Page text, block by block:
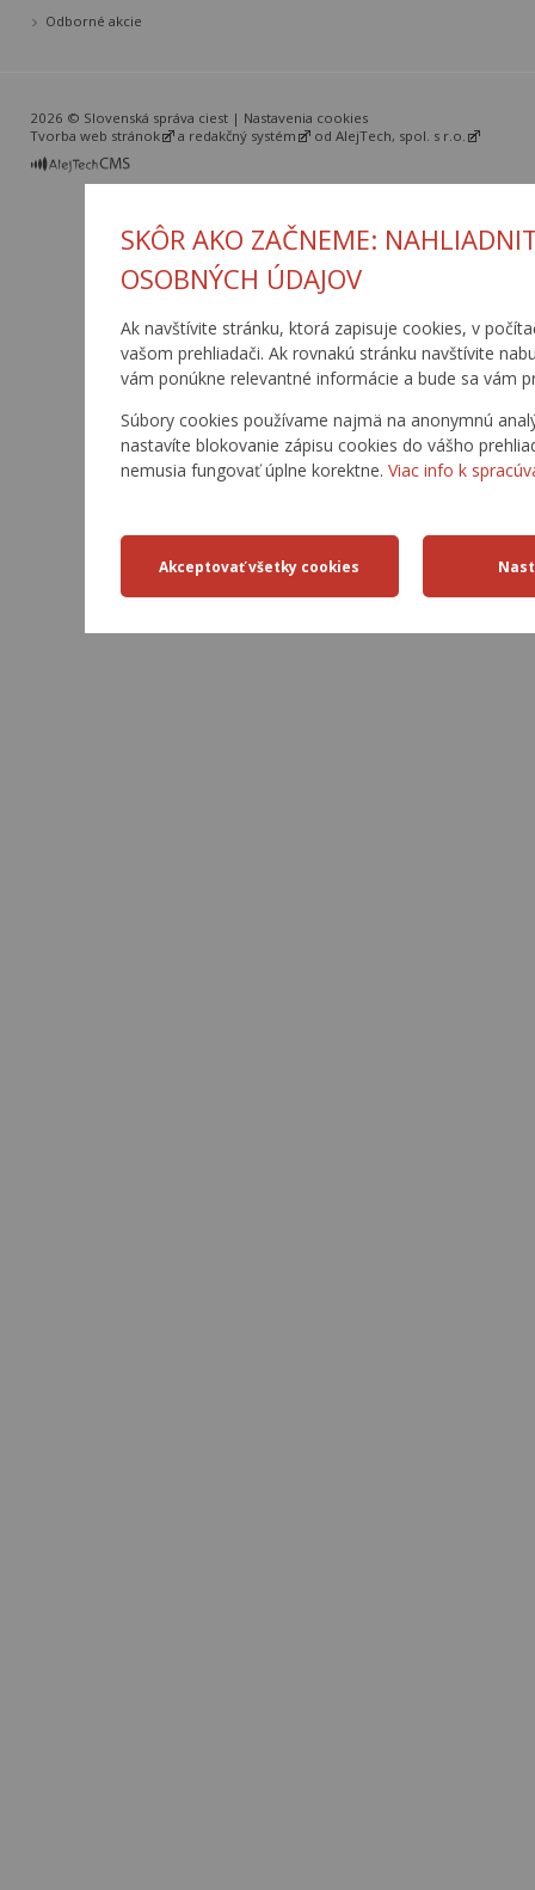
SKÔR AKO ZAČNEME:
OSOBNÝCH ÚDAJOV
Ak navštívite stránku, ktorá zapisuje cookies, v
vašom prehliadači. Ak rovnakú stránku navštívite
vám ponúkne relevantné informácie a bude sa vám
Súbory cookies používame najmä na anonymnú
nastavíte blokovanie zápisu cookies do vášho
nemusia fungovať úplne korektne. Viac info k
Odborné akcie
2026 © Slovenská správa ciest | Nastavenia cookies
Tvorba web stránok
a redakčný systém od AlejTech, spol. s r.o.